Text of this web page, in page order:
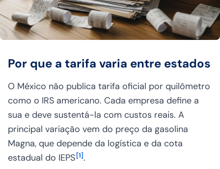
Por que a tarifa varia entre estados
O México não publica tarifa oficial por quilômetro
como o IRS americano. Cada empresa define a
sua e deve sustentá-la com custos reais. A
principal variação vem do preço da gasolina
Magna, que depende da logística e da cota
estadual do IEPS [1].